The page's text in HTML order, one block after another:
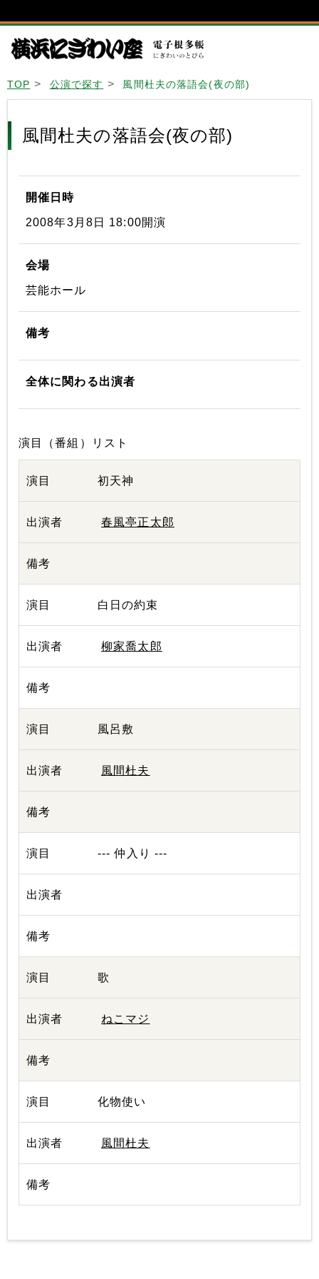
TOP 公演で探す 風間杜夫の落語会(夜の部)
風間杜夫の落語会(夜の部)
開催日時
2008年3月8日 18:00開演
会場
芸能ホール
備考
全体に関わる出演者
演目（番組）リスト
初天神
春風亭正太郎
白日の約束
柳家喬太郎
風呂敷
風間杜夫
--- 仲入り ---
歌
ねこマジ
化物使い
風間杜夫